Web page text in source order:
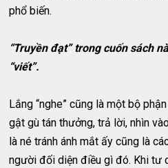
phổ biến.
“Truyền đạt” trong cuốn sách
“viết”.
Lắng “nghe” cũng là một bộ
gật gù tán thưởng, trả lời, nhìn
là né tránh ánh mắt ấy cũng là
người đối diện điều gì đó. Khi tư